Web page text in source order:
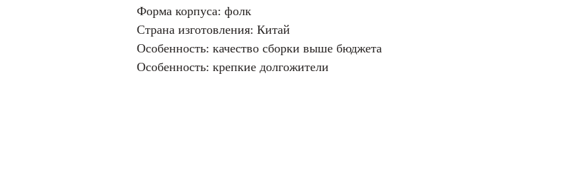
Форма корпуса: фолк
Страна изготовления: Китай
Особенность: качество сборки выше бюджета
Особенность: крепкие долгожители